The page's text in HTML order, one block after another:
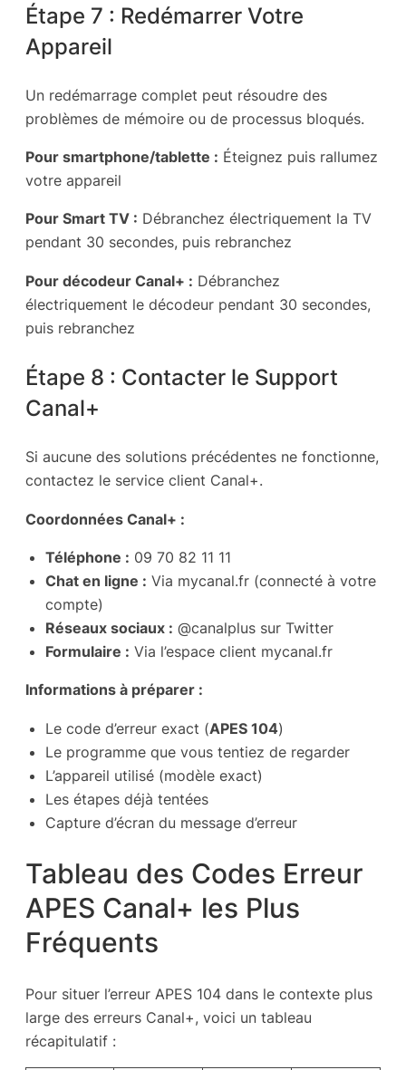
Étape 7 : Redémarrer Votre
Appareil
Un redémarrage complet peut résoudre des
problèmes de mémoire ou de processus bloqués.
Pour smartphone/tablette : Éteignez puis rallumez
votre appareil
Pour Smart TV : Débranchez électriquement la TV
pendant 30 secondes, puis rebranchez
Pour décodeur Canal+ : Débranchez
électriquement le décodeur pendant 30 secondes,
puis rebranchez
Étape 8 : Contacter le Support
Canal+
Si aucune des solutions précédentes ne fonctionne,
contactez le service client Canal+.
Coordonnées Canal+ :
Téléphone : 09 70 82 11 11
Chat en ligne : Via mycanal.fr (connecté à votre
compte)
Réseaux sociaux : @canalplus sur Twitter
Formulaire : Via l’espace client mycanal.fr
Informations à préparer :
Le code d’erreur exact (APES 104)
Le programme que vous tentiez de regarder
L’appareil utilisé (modèle exact)
Les étapes déjà tentées
Capture d’écran du message d’erreur
Tableau des Codes Erreur
APES Canal+ les Plus
Fréquents
Pour situer l’erreur APES 104 dans le contexte plus
large des erreurs Canal+, voici un tableau
récapitulatif :